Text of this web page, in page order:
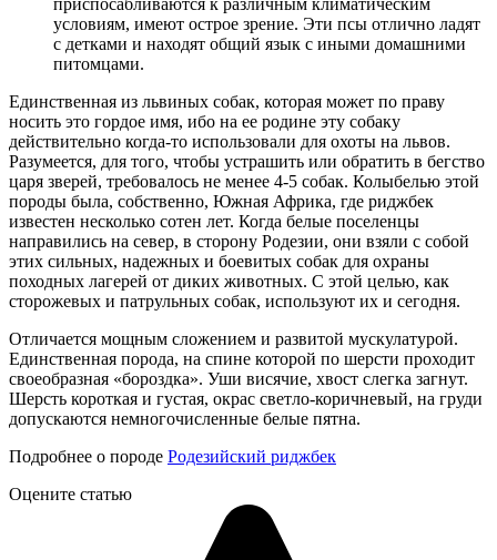
приспосабливаются к различным климатическим
условиям, имеют острое зрение. Эти псы отлично ладят
с детками и находят общий язык с иными домашними
питомцами.
Единственная из львиных собак, которая может по праву
носить это гордое имя, ибо на ее родине эту собаку
действительно когда-то использовали для охоты на львов.
Разумеется, для того, чтобы устрашить или обратить в бегство
царя зверей, требовалось не менее 4-5 собак. Колыбелью этой
породы была, собственно, Южная Африка, где риджбек
известен несколько сотен лет. Когда белые поселенцы
направились на север, в сторону Родезии, они взяли с собой
этих сильных, надежных и боевитых собак для охраны
походных лагерей от диких животных. С этой целью, как
сторожевых и патрульных собак, используют их и сегодня.
Отличается мощным сложением и развитой мускулатурой.
Единственная порода, на спине которой по шерсти проходит
своеобразная «бороздка». Уши висячие, хвост слегка загнут.
Шерсть короткая и густая, окрас светло-коричневый, на груди
допускаются немногочисленные белые пятна.
Подробнее о породе Родезийский риджбек
Оцените статью